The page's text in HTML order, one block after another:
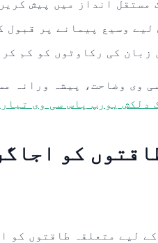
انداز میں پیش
وسیع پیمانے پر قبول
کی رکاوٹوں کو کم
وی وضاحت، پیشہ ورانہ
لیے متعلقہ طاقتوں